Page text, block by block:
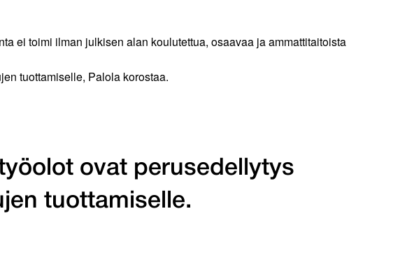
ei toimi ilman julkisen alan koulutettua, osaavaa ja ammattitaitoista
tuottamiselle, Palola korostaa.
ovat perusedellytys
tuottamiselle.